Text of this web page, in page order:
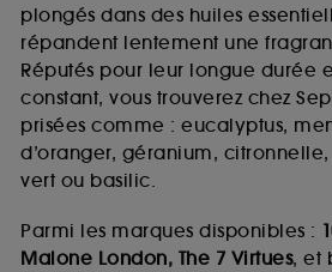
plongés dans des huiles
répandent lentement une
Réputés pour leur longue durée
constant, vous trouverez chez
prisées comme : eucalyptus,
d’oranger, géranium,
vert ou basilic.
Parmi les marques disponibles :
Malone London, The 7 Virtues, et